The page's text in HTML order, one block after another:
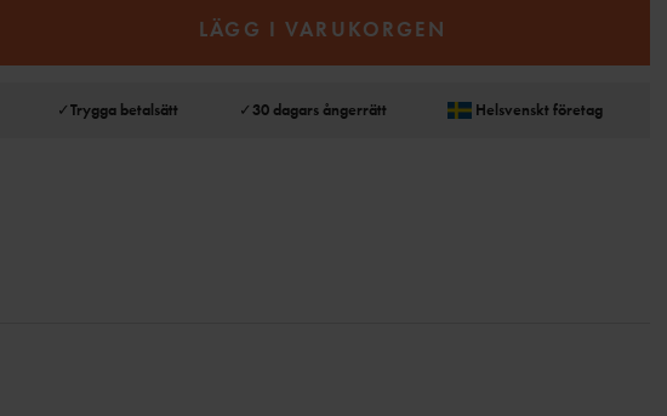
LÄGG I VARUKORGEN
✓Trygga betalsätt ✓30 dagars ångerrätt Helsvenskt företag